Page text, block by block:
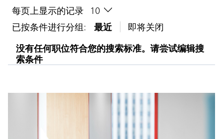
每页上显示的记录
已按条件进行分组:
最近
即将关闭
没有任何职位符合您的搜索标准。请尝试编辑搜
索条件